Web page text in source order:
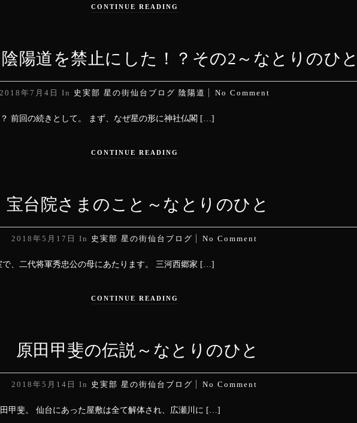
CONTINUE READING
陽道を禁止にした！？その2～なとりのひ
2018年7月4日 In 史実部 星の街仙台ブログ 陰陽道 No Comment
前回の続きとして。 まず、なぜ星の形に神社仏閣 […]
CONTINUE READING
宝台院さまのこと～なとりのひと
2018年5月17日In 史実部 星の街仙台ブログ No Comment
、二代将軍秀忠公の母にあたります。 三河西郷家 […]
CONTINUE READING
原田甲斐の伝説～なとりのひと
2018年5月14日In 史実部 星の街仙台ブログ No Comment
甲斐。 仙台にあった屋敷は全て解体され、広瀬川に […]